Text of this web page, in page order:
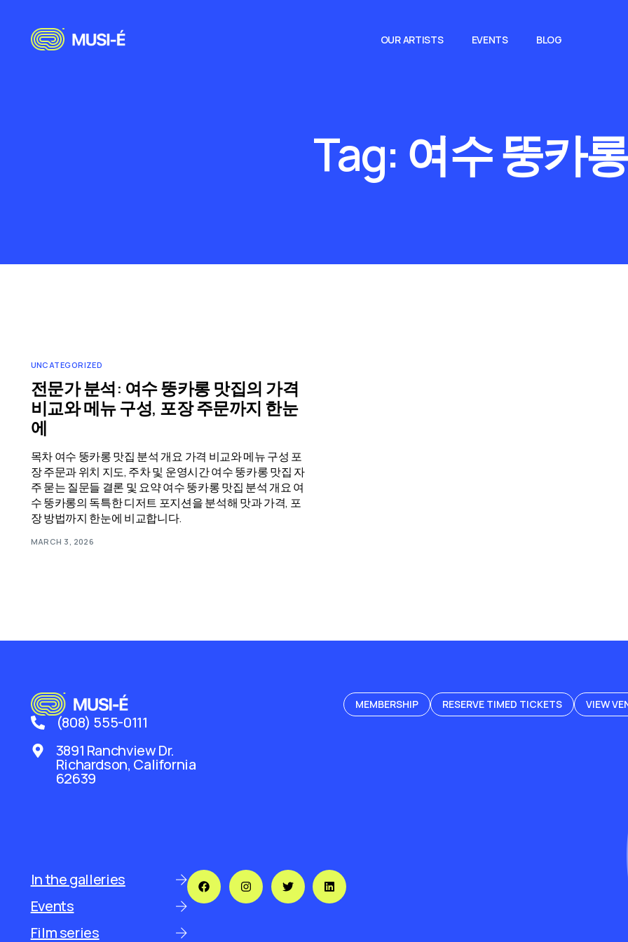
OUR ARTISTS EVENTS BLOG
Tag: 여수 뚱카롱
UNCATEGORIZED
전문가 분석: 여수 뚱카롱 맛집의 가격
비교와 메뉴 구성, 포장 주문까지 한눈
에
목차 여수 뚱카롱 맛집 분석 개요 가격 비교와 메뉴 구성 포
장 주문과 위치 지도, 주차 및 운영시간 여수 뚱카롱 맛집 자
주 묻는 질문들 결론 및 요약 여수 뚱카롱 맛집 분석 개요 여
수 뚱카롱의 독특한 디저트 포지션을 분석해 맛과 가격, 포
장 방법까지 한눈에 비교합니다.
MARCH 3, 2026
(808) 555-0111
3891 Ranchview Dr.
Richardson, California
62639
MEMBERSHIP RESERVE TIMED TICKETS VIEW
In the galleries
Events
Film series